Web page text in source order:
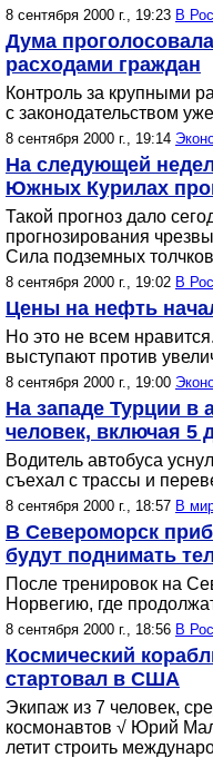
8 сентября 2000 г., 19:23 В
Дума
расходами граждан
Контроль за крупными
с законодательством
8 сентября 2000 г., 19:14
На следующей
Южных Курилах
Такой прогноз дало
прогнозирования
Сила подземных
8 сентября 2000 г., 19:02 В
Цены на нефть
Но это не всем
выступают против
8 сентября 2000 г., 19:00
На западе Турции в
человек, включая 5
Водитель автобуса
съехал с трассы и
8 сентября 2000 г., 18:57 В
В Североморск
будут поднимать
После тренировок на
Норвегию, где
8 сентября 2000 г., 18:56 В
Космический
стартовал в США
Экипаж из 7 человек,
космонавтов √ Юрий
летит строить